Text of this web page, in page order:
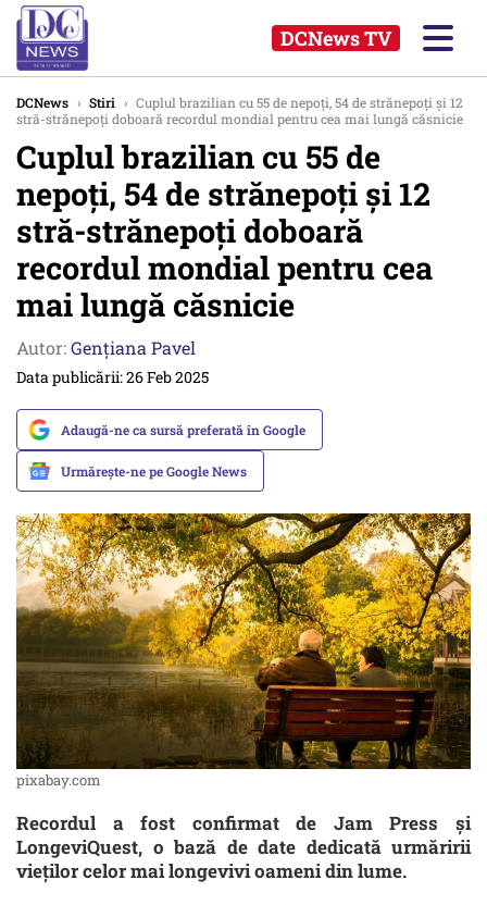
DCNews TV
DCNews › Stiri › Cuplul brazilian cu 55 de nepoți, 54 de strănepoți și 12
stră-strănepoți doboară recordul mondial pentru cea mai lungă căsnicie
Cuplul brazilian cu 55 de
nepoți, 54 de strănepoți și 12
stră-strănepoți doboară
recordul mondial pentru cea
mai lungă căsnicie
Autor:Gențiana Pavel
Data publicării: 26 Feb 2025
Adaugă-ne ca sursă preferată în Google
Urmărește-ne pe Google News
pixabay.com
Recordul a fost confirmat de Jam Press și
LongeviQuest, o bază de date dedicată urmăririi
vieților celor mai longevivi oameni din lume.